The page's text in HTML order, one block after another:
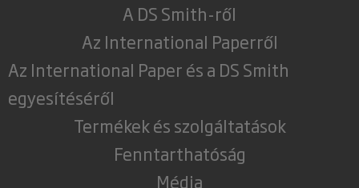
A DS Smith-ről
Az International Paperről
Az International Paper és a DS Smith
egyesítéséről
Termékek és szolgáltatások
Fenntarthatóság
Média